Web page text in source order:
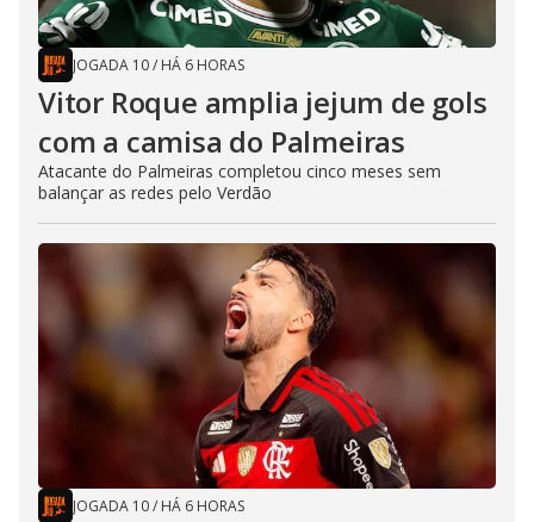
JOGADA 10/ HÁ 6 HORAS
Vitor Roque amplia jejum de gols
com a camisa do Palmeiras
Atacante do Palmeiras completou cinco meses sem
balançar as redes pelo Verdão
JOGADA 10/ HÁ 6 HORAS